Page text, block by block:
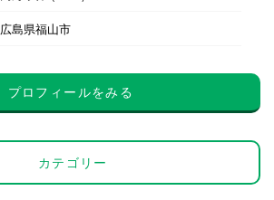
広島県福山市
プロフィールをみる
カテゴリー